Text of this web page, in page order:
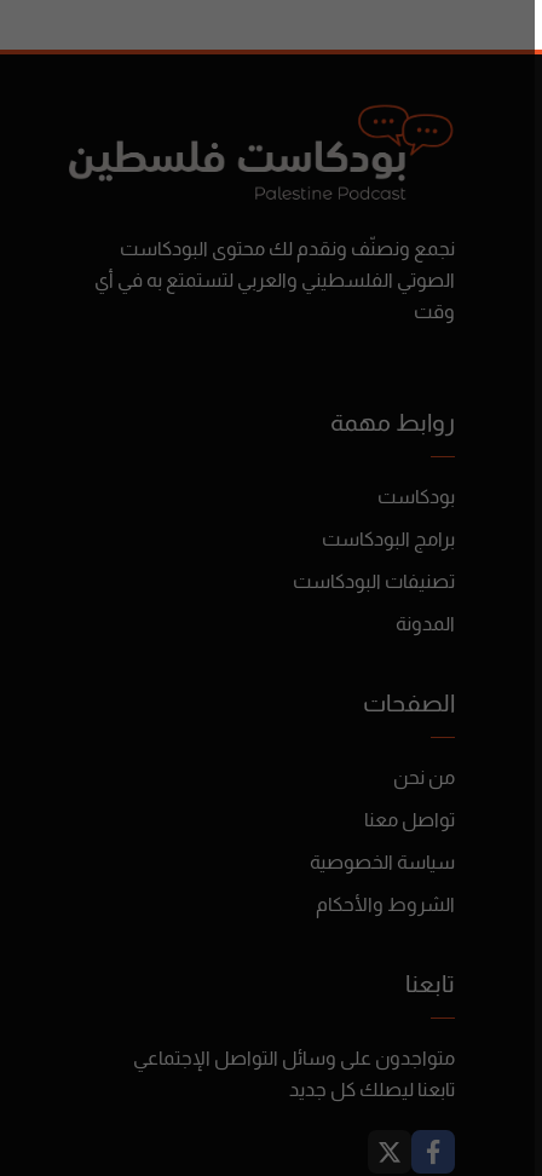
نجمع ونصنّف ونقدم لك محتوى البودكاست
الصوتي الفلسطيني والعربي لتستمتع به في أي
وقت
روابط مهمة
بودكاست
برامج البودكاست
تصنيفات البودكاست
المدونة
الصفحات
من نحن
تواصل معنا
سياسة الخصوصية
الشروط والأحكام
تابعنا
متواجدون على وسائل التواصل الإجتماعي
تابعنا ليصلك كل جديد